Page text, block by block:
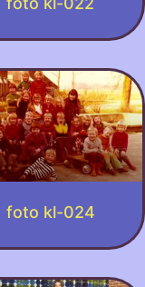
foto kl-024